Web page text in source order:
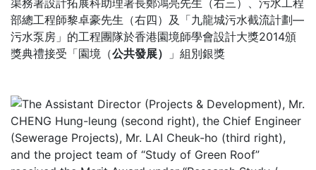
渠務署設計拓展科助理署長鄭鴻亮先生（右三）、污水工程
部總工程師黎卓豪先生（右四）及「九龍城污水截流計劃—
污水泵房」的工程團隊於香港園境師學會設計大獎2014頒
獎典禮接受「園境（公共發展） 」組別銀獎